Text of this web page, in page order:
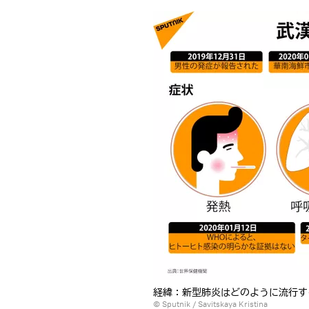
経緯：新型肺炎はどのように流行
© Sputnik / Savitskaya Kristina